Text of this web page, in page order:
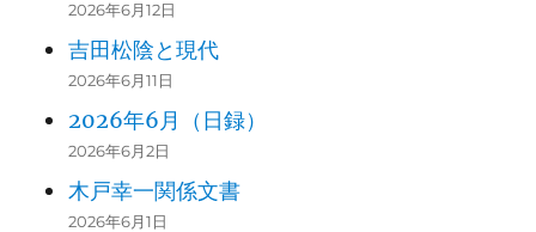
2026年6月12日
吉田松陰と現代
2026年6月11日
2026年6月（日録）
2026年6月2日
木戸幸一関係文書
2026年6月1日